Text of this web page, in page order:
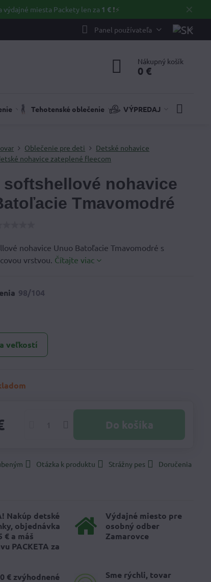
✕
výdajné miesta Packety len za 1 €❗⚡️
Panel používateľa
Nákupný košík
0 €
Tehotenské oblečenie VÝPREDAJ
Oblečenie pre deti
Detské nohavice
nohavice zateplené fleecom
softshellové nohavice
Tmavomodré
nohavice Unuo Batoľacie Tmavomodré s
vrstvou. Čítajte viac
veľkostí
Do košíka
Otázka k produktu Strážny pes Doručenia
Nakúp detské
objednávka
€ a máš
PACKETA za
Výdajné miesto pre
osobný odber
Zamarovce
€ zvýhodnené
Sme rýchli, tovar